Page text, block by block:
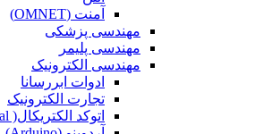
آمنت (OMNET)
مهندسی پزشکی
مهندسی پلیمر
مهندسی الکترونیک
ادوات ابررسانا
تجارت الکترونیک
اتوکد الکتریکال( Autocad Electrical)